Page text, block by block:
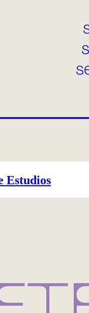
Estudios